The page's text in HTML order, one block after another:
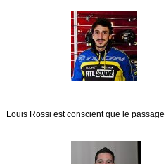
Louis Rossi est conscient que le